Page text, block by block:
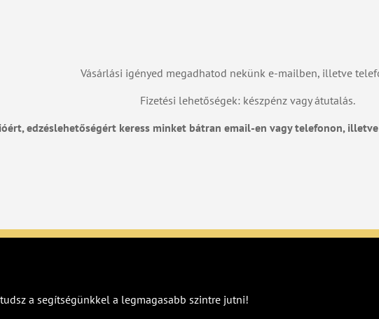
Vásárlási igényed megadhatod nekünk e-mailben, illetve
Fizetési lehetőségek: készpénz vagy átutalás.
edzéslehetőségért keress minket bátran email-en vagy telefonon,
a segítségünkkel a legmagasabb szintre jutni!